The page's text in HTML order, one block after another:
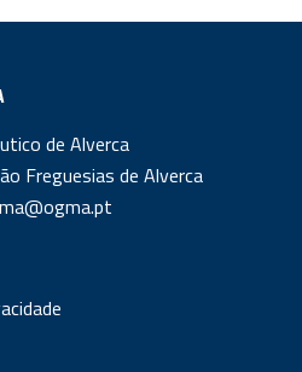
de Alverca
Freguesias de Alverca